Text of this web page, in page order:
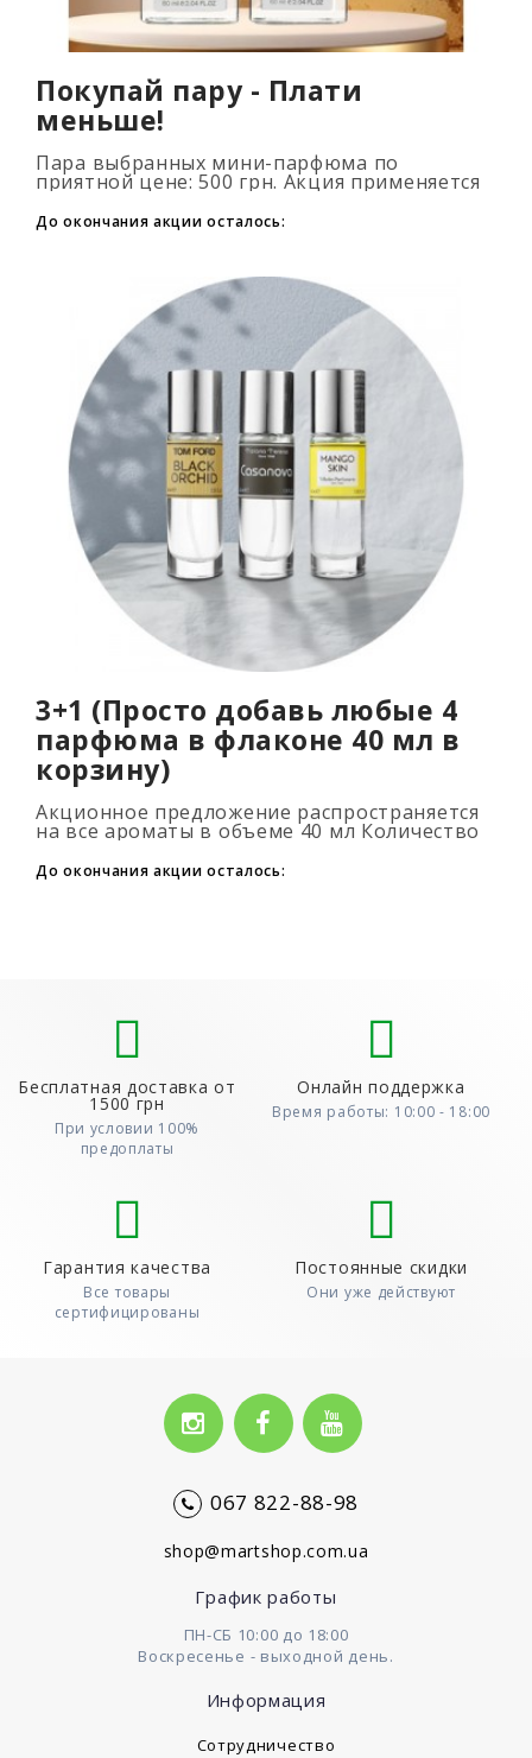
Покупай пару - Плати
меньше!
Пара выбранных мини-парфюма по
приятной цене: 500 грн. Акция применяется
флаконов в корзину. Количество товаров
огранич..
До окончания акции осталось:
3+1 (Просто добавь любые 4
парфюма в флаконе 40 мл в
корзину)
Акционное предложение распространяется
на все ароматы в объеме 40 мл Количество
подарочных духов не ограниченно (3+1, 6+2,
9+3) Для того, что бы воспользовать..
До окончания акции осталось:
Бесплатная доставка от
1500 грн
При условии 100%
предоплаты
Онлайн поддержка
Время работы: 10:00 - 18:00
Гарантия качества
Все товары
сертифицированы
Постоянные скидки
Они уже действуют
067 822-88-98
shop@martshop.com.ua
График работы
ПН-СБ 10:00 до 18:00
Воскресенье - выходной день.
Информация
Сотрудничество